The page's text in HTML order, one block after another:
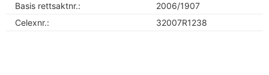
Basis rettsaktnr.:
2006/1907
Celexnr.:
32007R1238